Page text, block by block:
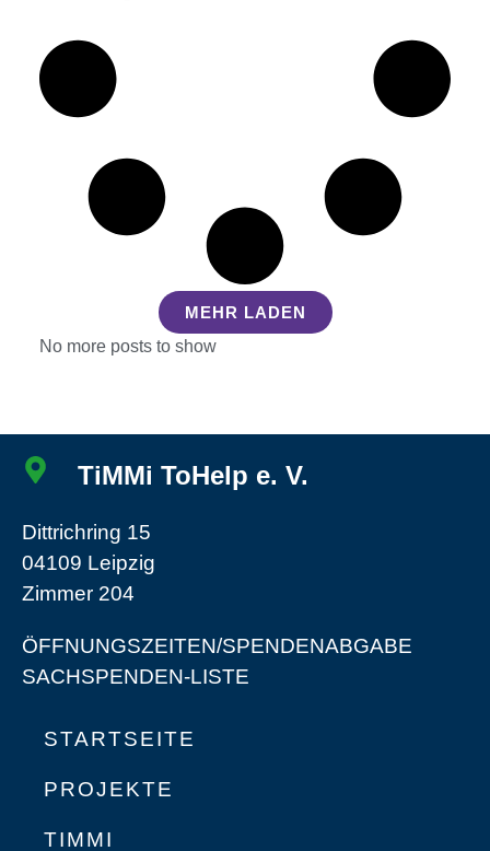
MEHR LADEN
No more posts to show
TiMMi ToHelp e. V.
Dittrichring 15
04109 Leipzig
Zimmer 204
ÖFFNUNGSZEITEN/SPENDENABGABE
SACHSPENDEN-LISTE
STARTSEITE
PROJEKTE
TIMMI